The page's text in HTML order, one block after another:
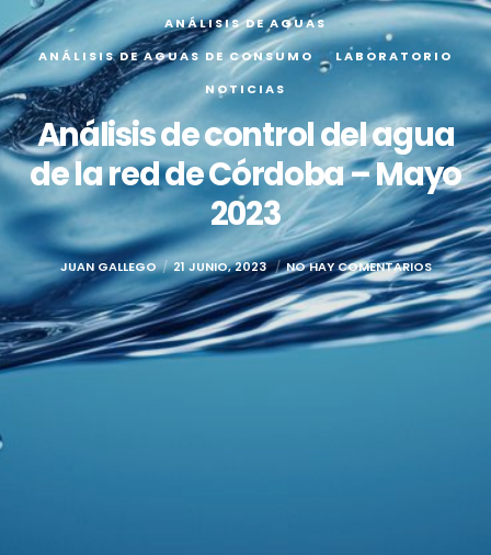
ANÁLISIS DE AGUAS
ANÁLISIS DE AGUAS DE CONSUMO
LABORATORIO
NOTICIAS
Análisis de control del agua
de la red de Córdoba – Mayo
2023
JUAN GALLEGO 21 JUNIO, 2023 NO HAY COMENTARIOS